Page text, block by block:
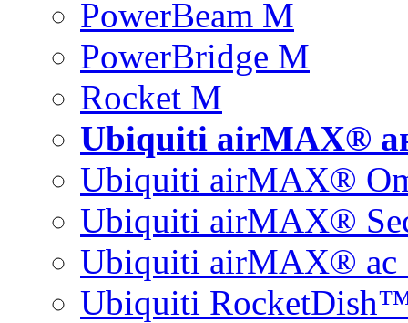
PowerBeam M
PowerBridge M
Rocket M
Ubiquiti airMAX®
Ubiquiti airMAX®
Ubiquiti airMAX®
Ubiquiti airMAX® ac
Ubiquiti